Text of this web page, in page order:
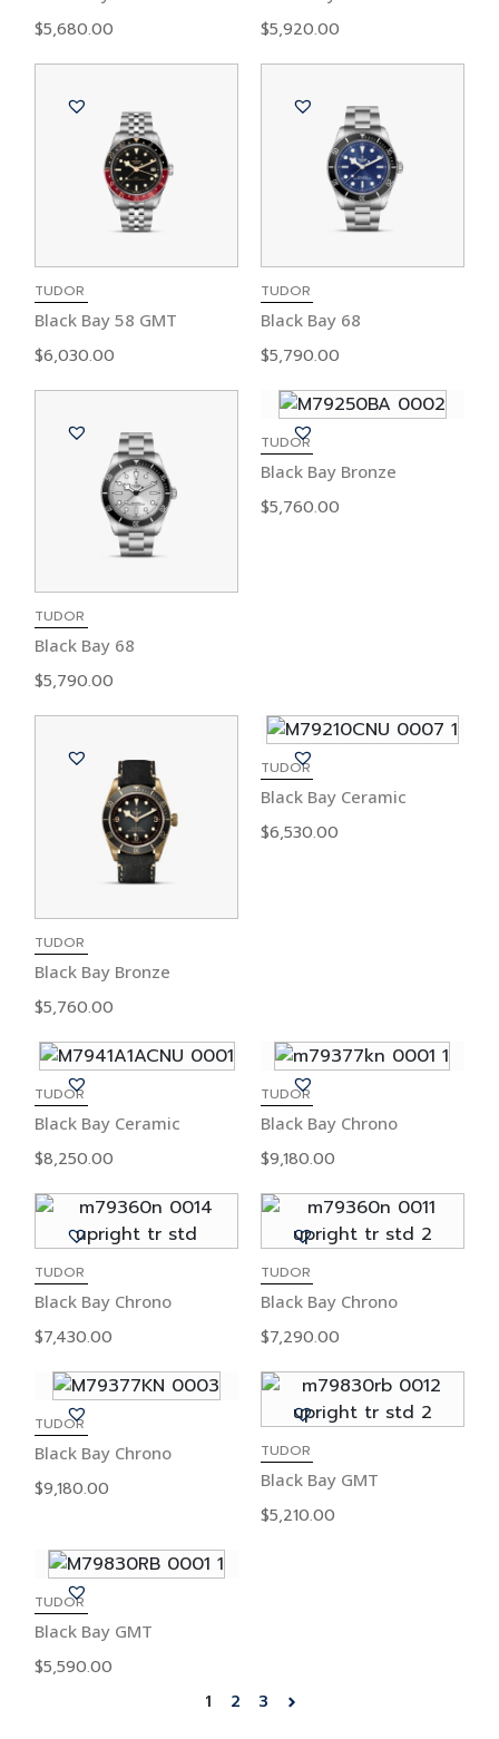
$5,680.00 $5,920.00
TUDOR
Black Bay 58 GMT
$6,030.00
TUDOR
Black Bay 68
$5,790.00
TUDOR
Black Bay 68
$5,790.00
TUDOR
Black Bay Bronze
$5,760.00
TUDOR
Black Bay Bronze
$5,760.00
TUDOR
Black Bay Ceramic
$6,530.00
TUDOR
Black Bay Ceramic
$8,250.00
TUDOR
Black Bay Chrono
$9,180.00
TUDOR
Black Bay Chrono
$7,430.00
TUDOR
Black Bay Chrono
$7,290.00
TUDOR
Black Bay Chrono
$9,180.00
TUDOR
Black Bay GMT
$5,210.00
TUDOR
Black Bay GMT
$5,590.00
1
2 3